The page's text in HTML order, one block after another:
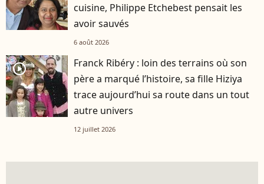
cuisine, Philippe Etchebest pensait les
avoir sauvés
6 août 2026
player2
Franck Ribéry : loin des terrains où son
père a marqué l’histoire, sa fille Hiziya
trace aujourd’hui sa route dans un tout
autre univers
12 juillet 2026